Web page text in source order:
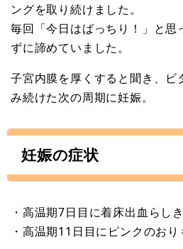
ングを取り続けました。
毎回「今日はばっちり！」と思
ずに諦めていました。
子宮内膜を厚くすると聞き、ビ
み続けた次の周期に妊娠。
妊娠の症状
・高温期7日目に着床出血らし
・高温期11日目にピンクのおり